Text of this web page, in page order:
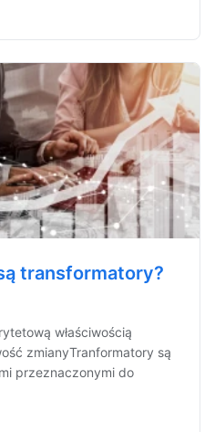
transformatory?
właściwością
zmianyTranformatory są
przeznaczonymi do